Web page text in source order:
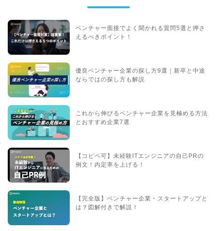
ベンチャー面接でよく聞かれる質問5選と押さ
えるべきポイント！
優良ベンチャー企業の探し方9選｜新卒と中途
ならではの探し方も解説
これから伸びるベンチャー企業を見極める方法
とおすすめ企業7選
【コピペ可】未経験ITエンジニアの自己PRの
例文！内定率を上げる！
【完全版】ベンチャー企業・スタートアップと
は？図解付きで解説！